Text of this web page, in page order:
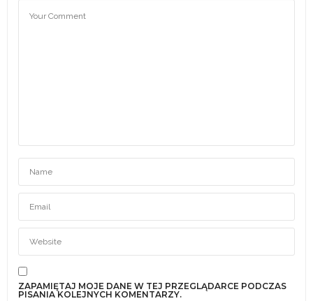
ZAPAMIĘTAJ MOJE DANE W TEJ PRZEGLĄDARCE PODCZAS
PISANIA KOLEJNYCH KOMENTARZY.